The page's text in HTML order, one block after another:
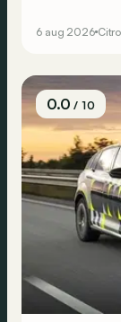
6 aug 2026
0.0/ 10